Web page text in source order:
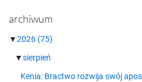
archiwum
▼2026 (75)
▼sierpień
Kenia: Bractwo rozwija swój